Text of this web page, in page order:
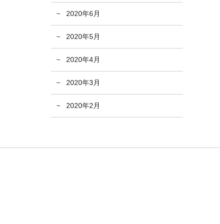
2020年6月
2020年5月
2020年4月
2020年3月
2020年2月